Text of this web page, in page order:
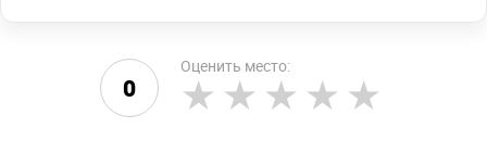
0
Оценить место: